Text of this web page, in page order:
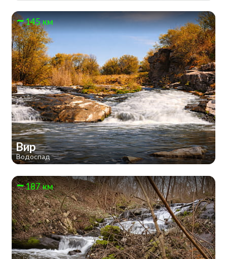
145 км
Вир
Водоспад
187 км